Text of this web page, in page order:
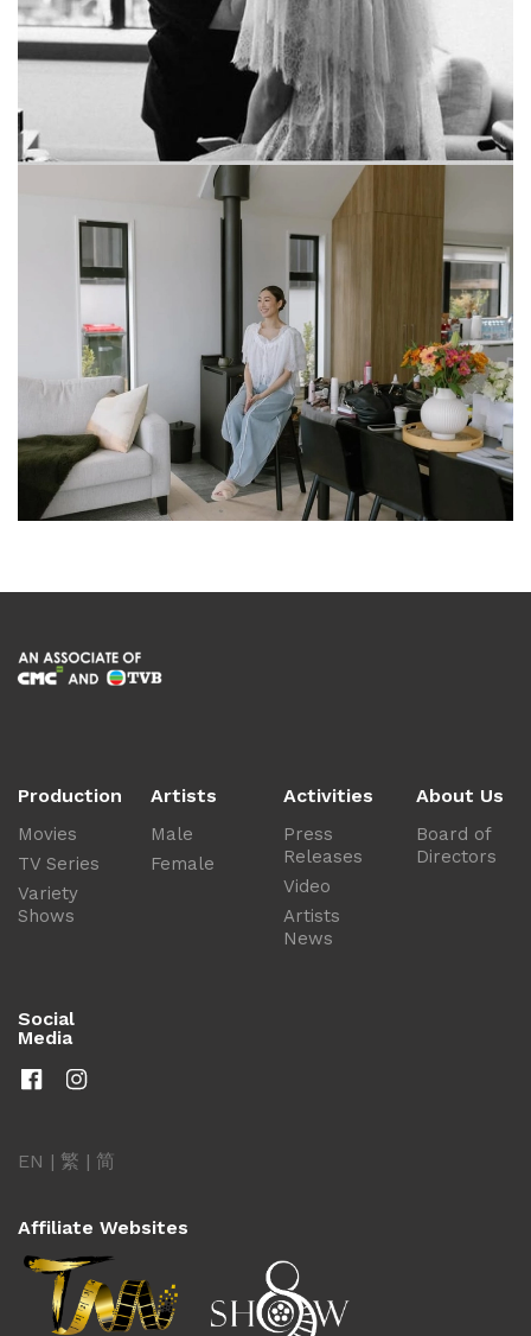
Production
Movies
TV Series
Variety
Shows
Artists
Male
Female
Activities
Press
Releases
Video
Artists
News
About Us
Board of
Directors
Social
Media
EN | 繁 | 简
Affiliate Websites